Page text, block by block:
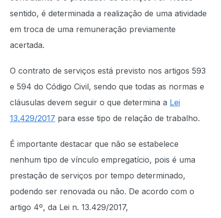
sentido, é determinada a realização de uma atividade
em troca de uma remuneração previamente
acertada.
O contrato de serviços está previsto nos artigos 593
e 594 do Código Civil, sendo que todas as normas e
cláusulas devem seguir o que determina a Lei
13.429/2017 para esse tipo de relação de trabalho.
É importante destacar que não se estabelece
nenhum tipo de vínculo empregatício, pois é uma
prestação de serviços por tempo determinado,
podendo ser renovada ou não. De acordo com o
artigo 4º, da Lei n. 13.429/2017,